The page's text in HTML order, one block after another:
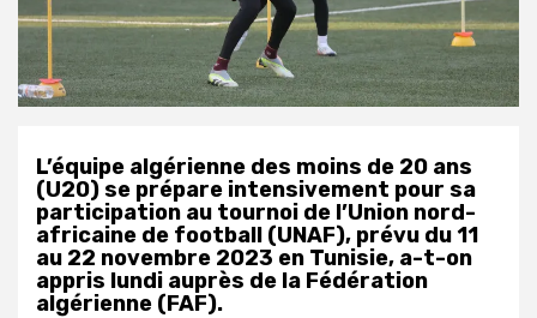
L’équipe algérienne des moins de 20 ans
(U20) se prépare intensivement pour sa
participation au tournoi de l’Union nord-
africaine de football (UNAF), prévu du 11
au 22 novembre 2023 en Tunisie, a-t-on
appris lundi auprès de la Fédération
algérienne (FAF).